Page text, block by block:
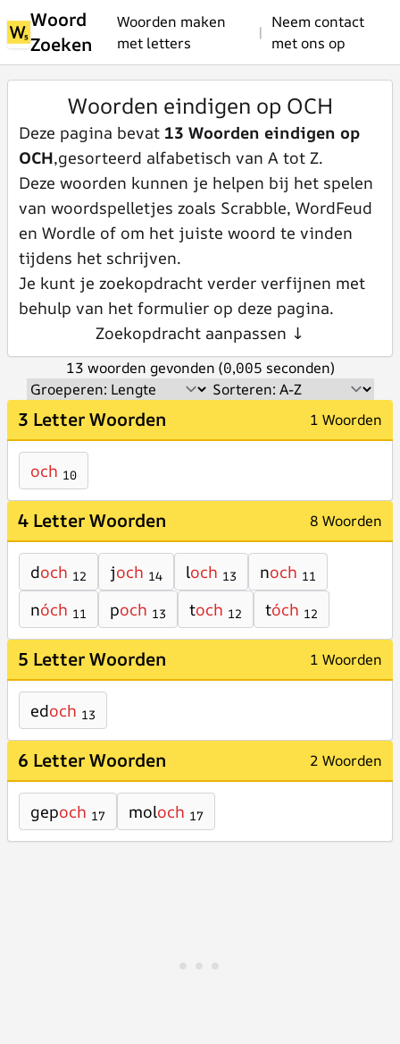
Woord
Zoeken
Woorden maken
met letters
|
Neem contact
met ons op
Woorden eindigen op OCH
Deze pagina bevat 13 Woorden eindigen op
OCH,gesorteerd alfabetisch van A tot Z.
Deze woorden kunnen je helpen bij het spelen
van woordspelletjes zoals Scrabble, WordFeud
en Wordle of om het juiste woord te vinden
tijdens het schrijven.
Je kunt je zoekopdracht verder verfijnen met
behulp van het formulier op deze pagina.
Zoekopdracht aanpassen ↓
13 woorden gevonden (0,005 seconden)
3 Letter Woorden 1 Woorden
och 10
4 Letter Woorden 8 Woorden
doch 12 joch 14 loch 13 noch 11
nóch 11 poch 13 toch 12 tóch 12
5 Letter Woorden 1 Woorden
edoch 13
6 Letter Woorden 2 Woorden
gepoch 17 moloch 17